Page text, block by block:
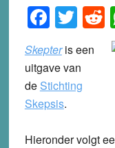
Skepteris een
uitgave van
de Stichting
Skepsis.
Hieronder volgt